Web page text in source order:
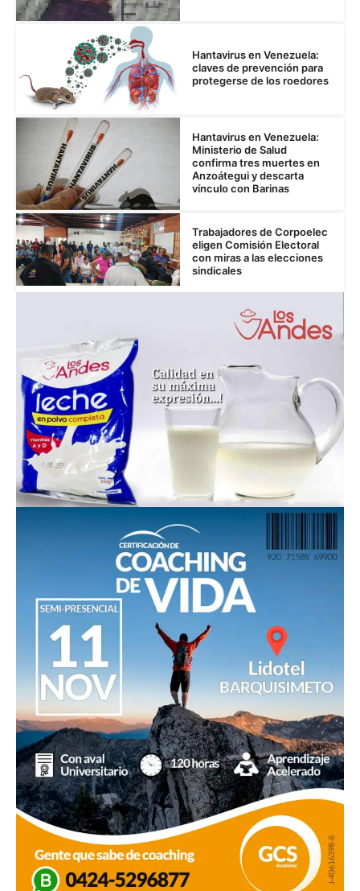
Hantavirus en Venezuela:
claves de prevención para
protegerse de los roedores
Hantavirus en Venezuela:
Ministerio de Salud
confirma tres muertes en
Anzoátegui y descarta
vínculo con Barinas
Trabajadores de Corpoelec
eligen Comisión Electoral
con miras a las elecciones
sindicales